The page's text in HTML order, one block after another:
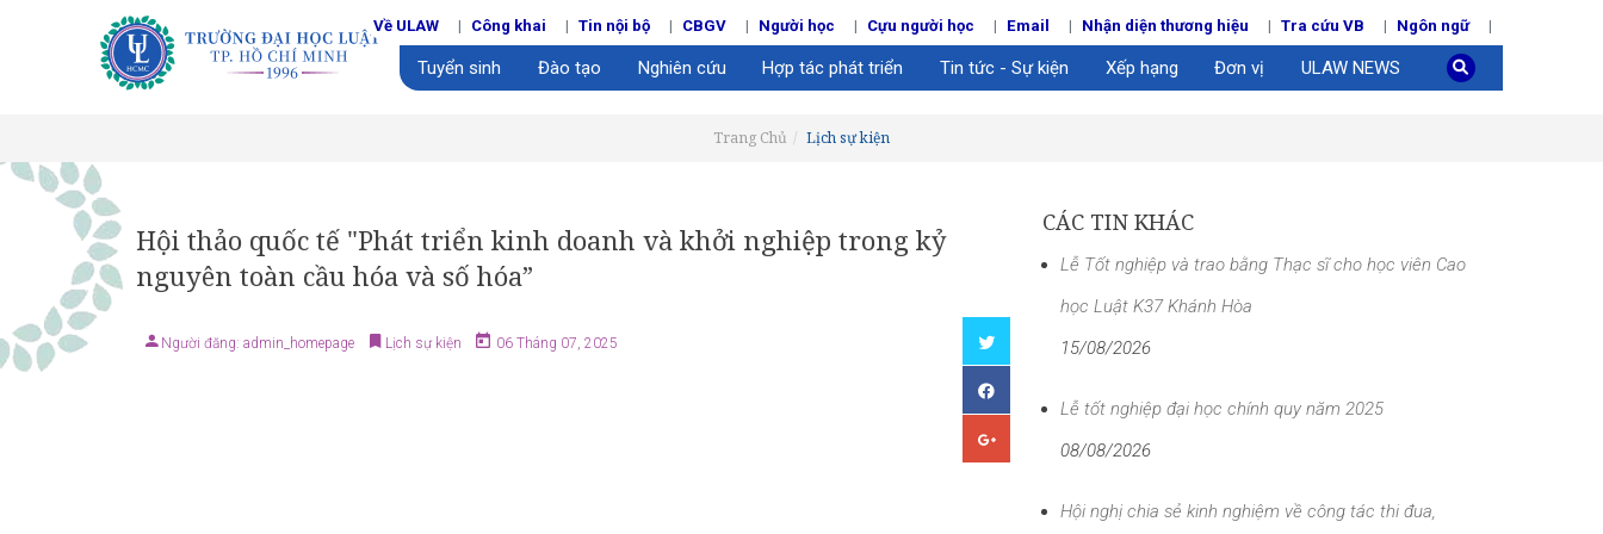
Về ULAW Công khai Tin nội bộ CBGV Người học Cựu người học Email Nhận diện thương hiệu Tra cứu VB Ngôn ngữ
Tuyển sinh Đào tạo Nghiên cứu Hợp tác phát triển Tin tức - Sự kiện Xếp hạng Đơn vị ULAW NEWS
Trang Chủ Lịch sự kiện
Hội thảo quốc tế "Phát triển kinh doanh và khởi nghiệp trong kỷ
nguyên toàn cầu hóa và số hóa”
Người đăng: admin_homepage Lịch sự kiện 06 Tháng 07, 2025
CÁC TIN KHÁC
Lễ Tốt nghiệp và trao bằng Thạc sĩ cho học viên Cao
học Luật K37 Khánh Hòa
15/08/2026
Lễ tốt nghiệp đại học chính quy năm 2025
08/08/2026
Hội nghị chia sẻ kinh nghiệm về công tác thi đua,